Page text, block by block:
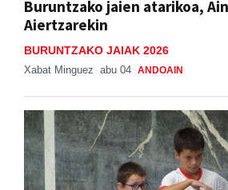
Buruntzako jaien atarikoa,
Aiertzarekin
BURUNTZAKO JAIAK 2026
Xabat Minguez abu 04 ANDOAIN